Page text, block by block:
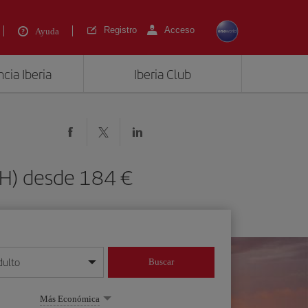
Ayuda Registro Acceso
Iberia Iberia Club
desde 184 €
mes/año
Buscar
Más Económica